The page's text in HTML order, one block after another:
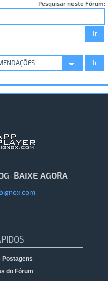
Pesquisar neste Fórum:
· BAIXE AGORA
Postagens
do Fórum